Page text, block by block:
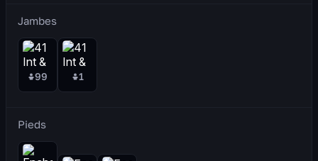
Jambes
99 1
Pieds